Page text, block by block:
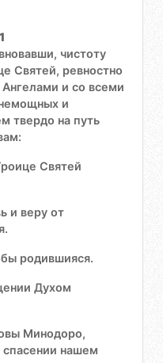
чистоту
Святей, ревностно
и со всеми
и
твердо на путь
Святей
и веру от
родившияся.
Духом
Минодоро,
нашем